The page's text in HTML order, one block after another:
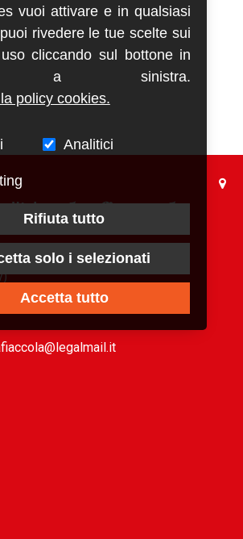
37
vuoi attivare e in qualsiasi
rivedere le tue scelte sui
cliccando sul bottone in
a sinistra.
policy cookies.
Analitici
Rifiuta tutto
solo i selezionati
Accetta tutto